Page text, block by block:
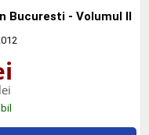
Bucuresti - Volumul II